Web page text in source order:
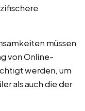
müssen
von Online-
werden, um
als auch die der